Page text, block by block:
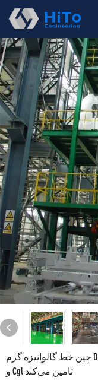
چین خط گالوانیزه گرم DIP پیوسته را برای تولید Gi - گالوانیزه گرم DIP
و Cgl تامین می‌کند